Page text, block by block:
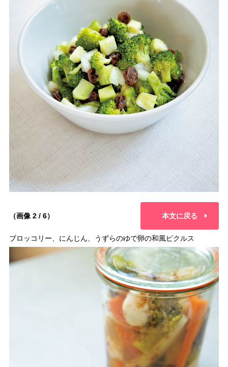
（画像 2 / 6） 本文に戻る
ブロッコリー、にんじん、うずらのゆで卵の和風ピクルス